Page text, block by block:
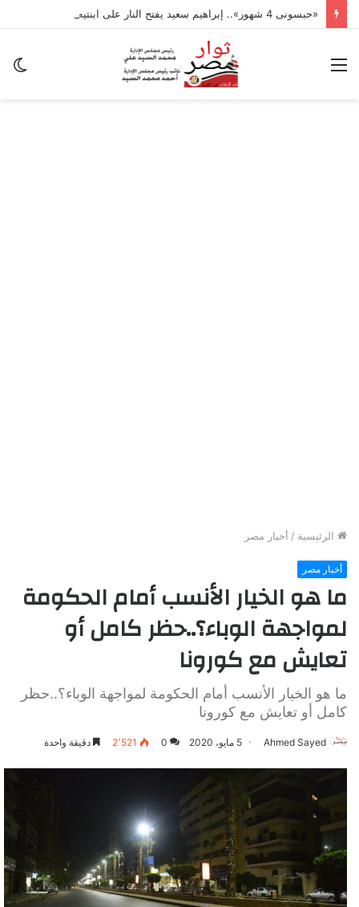
القائمة
الرئيسية / أخبار مصر
أخبار مصر
ما هو الخيار الأنسب أمام الحكومة
لمواجهة الوباء؟..حظر كامل أو
تعايش مع كورونا
ما هو الخيار الأنسب أمام الحكومة لمواجهة الوباء؟..حظر
كامل أو تعايش مع كورونا
Ahmed Sayed 5 مايو، 2020 0 2٬521 دقيقة واحدة